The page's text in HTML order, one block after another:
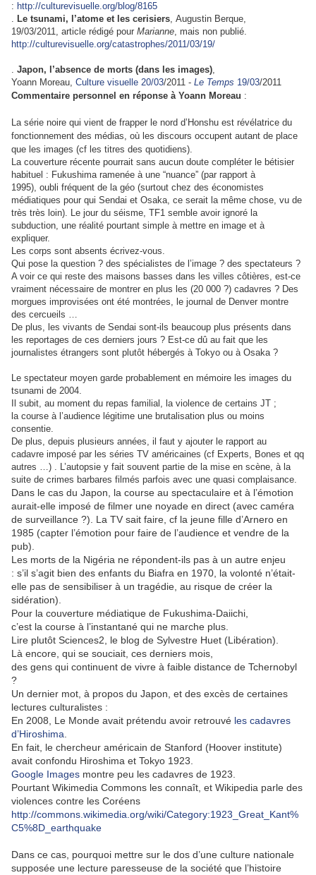
: http://culturevisuelle.org/blog/8165
. Le tsunami, l’atome et les cerisiers, Augustin Berque,
19/03/2011, article rédigé pour Marianne, mais non publié.
http://culturevisuelle.org/catastrophes/2011/03/19/
. Japon, l’absence de morts (dans les images),
Yoann Moreau, Culture visuelle 20/03/2011 - Le Temps 19/03/2011
Commentaire personnel en réponse à Yoann Moreau :
La série noire qui vient de frapper le nord d’Honshu est révélatrice du
fonctionnement des médias, où les discours occupent autant de place
que les images (cf les titres des quotidiens).
La couverture récente pourrait sans aucun doute compléter le bétisier
habituel : Fukushima ramenée à une “nuance” (par rapport à
1995), oubli fréquent de la géo (surtout chez des économistes
médiatiques pour qui Sendai et Osaka, ce serait la même chose, vu de
très très loin). Le jour du séisme, TF1 semble avoir ignoré la
subduction, une réalité pourtant simple à mettre en image et à
expliquer.
Les corps sont absents écrivez-vous.
Qui pose la question ? des spécialistes de l’image ? des spectateurs ?
A voir ce qui reste des maisons basses dans les villes côtières, est-ce
vraiment nécessaire de montrer en plus les (20 000 ?) cadavres ? Des
morgues improvisées ont été montrées, le journal de Denver montre
des cercueils …
De plus, les vivants de Sendai sont-ils beaucoup plus présents dans
les reportages de ces derniers jours ? Est-ce dû au fait que les
journalistes étrangers sont plutôt hébergés à Tokyo ou à Osaka ?
Le spectateur moyen garde probablement en mémoire les images du
tsunami de 2004.
Il subit, au moment du repas familial, la violence de certains JT ;
la course à l’audience légitime une brutalisation plus ou moins
consentie.
De plus, depuis plusieurs années, il faut y ajouter le rapport au
cadavre imposé par les séries TV américaines (cf Experts, Bones et qq
autres …) . L’autopsie y fait souvent partie de la mise en scène, à la
suite de crimes barbares filmés parfois avec une quasi complaisance.
Dans le cas du Japon, la course au spectaculaire et à l’émotion
aurait-elle imposé de filmer une noyade en direct (avec caméra
de surveillance ?). La TV sait faire, cf la jeune fille d’Arnero en
1985 (capter l’émotion pour faire de l’audience et vendre de la
pub).
Les morts de la Nigéria ne répondent-ils pas à un autre enjeu
: s’il s’agit bien des enfants du Biafra en 1970, la volonté n’était-
elle pas de sensibiliser à un tragédie, au risque de créer la
sidération).
Pour la couverture médiatique de Fukushima-Daiichi,
c’est la course à l’instantané qui ne marche plus.
Lire plutôt Sciences2, le blog de Sylvestre Huet (Libération).
Là encore, qui se souciait, ces derniers mois,
des gens qui continuent de vivre à faible distance de Tchernobyl
?
Un dernier mot, à propos du Japon, et des excès de certaines
lectures culturalistes :
En 2008, Le Monde avait prétendu avoir retrouvé les cadavres
d’Hiroshima
En fait, le chercheur américain de Stanford (Hoover institute)
avait confondu Hiroshima et Tokyo 1923.
Google Images montre peu les cadavres de 1923.
Pourtant Wikimedia Commons les connaît, et Wikipedia parle des
violences contre les Coréens
http://commons.wikimedia.org/wiki/Category:1923_Great_Kant%
C5%8D_earthquake
Dans ce cas, pourquoi mettre sur le dos d’une culture nationale
supposée une lecture paresseuse de la société que l’histoire